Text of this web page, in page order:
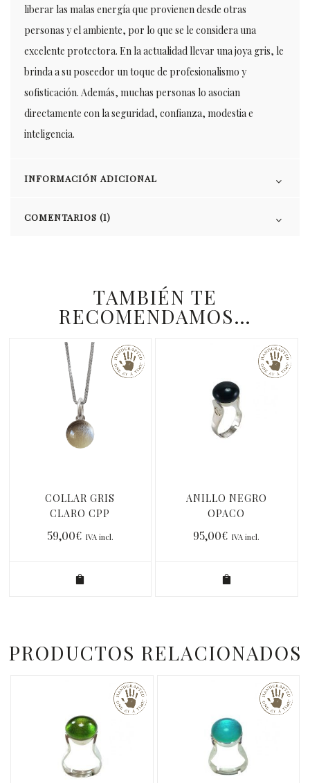
liberar las malas energía que provienen desde otras
personas y el ambiente, por lo que se le considera una
excelente protectora. En la actualidad llevar una joya gris, le
brinda a su poseedor un toque de profesionalismo y
sofisticación. Además, muchas personas lo asocian
directamente con la seguridad, confianza, modestia e
inteligencia.
INFORMACIÓN ADICIONAL
COMENTARIOS (1)
TAMBIÉN TE
RECOMENDAMOS…
COLLAR GRIS
CLARO CPP
59,00€ IVA incl.
ANILLO NEGRO
OPACO
95,00€ IVA incl.
PRODUCTOS RELACIONADOS